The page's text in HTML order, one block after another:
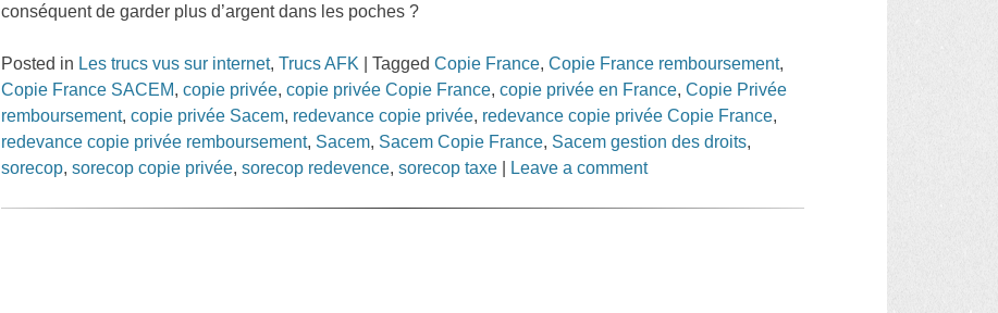
conséquent de garder plus d’argent dans les poches ?
Posted in Les trucs vus sur internet,Trucs AFK |TaggedCopie France,Copie France remboursement,
Copie France SACEM,copie privée,copie privée Copie France,copie privée en France,Copie Privée
remboursement,copie privée Sacem, redevance copie privée, redevance copie privée Copie France,
redevance copie privée remboursement, Sacem, Sacem Copie France, Sacem gestion des droits,
sorecop,sorecop copie privée,sorecop redevence,sorecop taxe Leave a comment